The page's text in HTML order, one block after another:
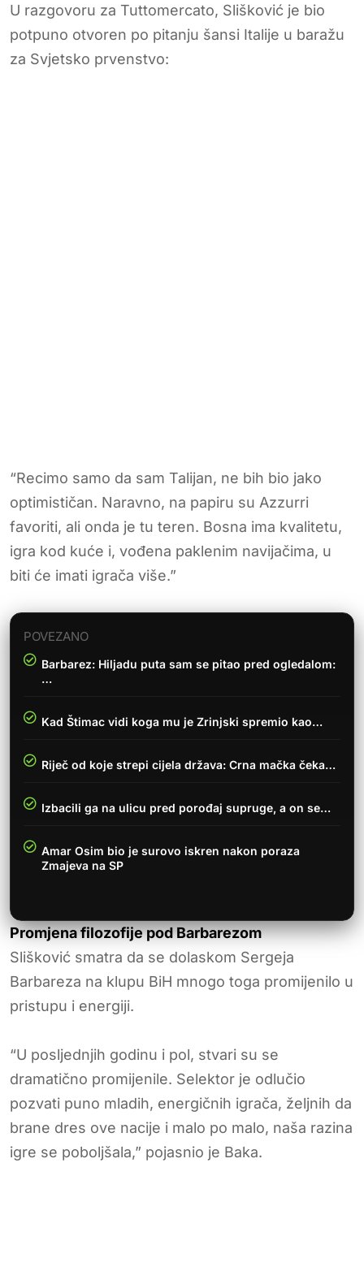
U razgovoru za Tuttomercato, Slišković je bio
potpuno otvoren po pitanju šansi Italije u baražu
za Svjetsko prvenstvo:
“Recimo samo da sam Talijan, ne bih bio jako
optimističan. Naravno, na papiru su Azzurri
favoriti, ali onda je tu teren. Bosna ima kvalitetu,
igra kod kuće i, vođena paklenim navijačima, u
biti će imati igrača više.”
POVEZANO
Barbarez: Hiljadu puta sam se pitao pred ogledalom:
…
Kad Štimac vidi koga mu je Zrinjski spremio kao…
Riječ od koje strepi cijela država: Crna mačka čeka…
Izbacili ga na ulicu pred porođaj supruge, a on se…
Amar Osim bio je surovo iskren nakon poraza
Zmajeva na SP
Promjena filozofije pod Barbarezom
Slišković smatra da se dolaskom Sergeja
Barbareza na klupu BiH mnogo toga promijenilo u
pristupu i energiji.
“U posljednjih godinu i pol, stvari su se
dramatično promijenile. Selektor je odlučio
pozvati puno mladih, energičnih igrača, željnih da
brane dres ove nacije i malo po malo, naša razina
igre se poboljšala,” pojasnio je Baka.